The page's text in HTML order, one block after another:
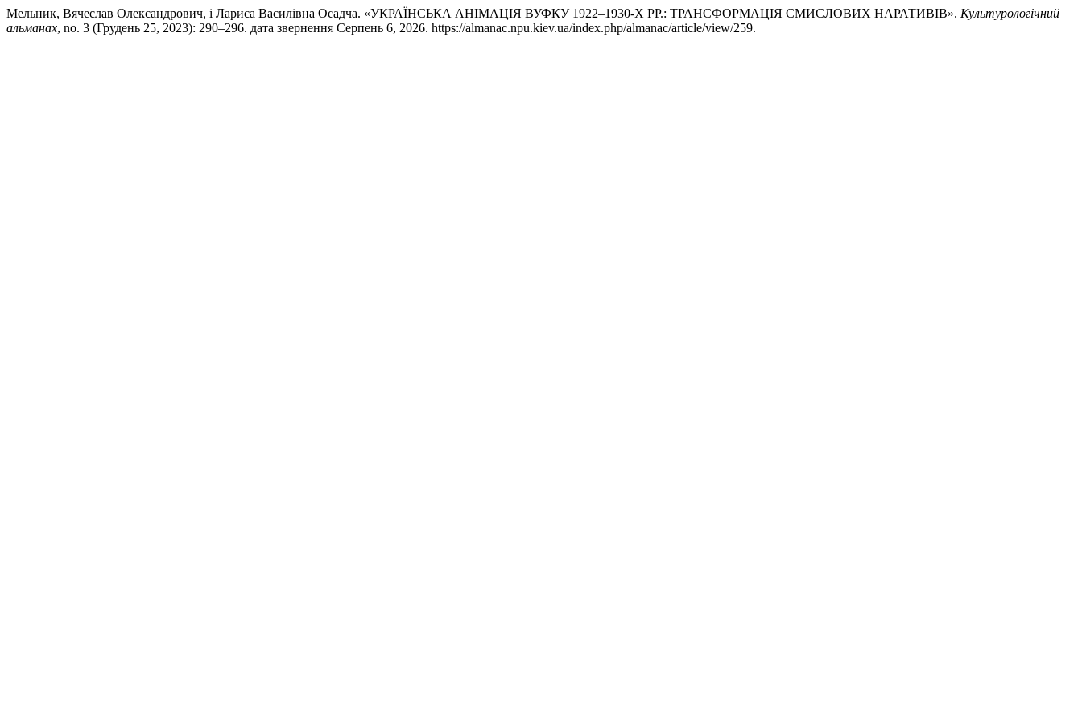
Мельник, Вячеслав Олександрович, і Лариса Василівна Осадча. «УКРАЇНСЬКА АНІМАЦІЯ ВУФКУ 1922–1930-Х РР.: ТРАНСФОРМАЦІЯ СМИСЛОВИХ НАРАТИВІВ». Культурологічний
альманах, no. 3 (Грудень 25, 2023): 290–296. дата звернення Серпень 6, 2026. https://almanac.npu.kiev.ua/index.php/almanac/article/view/259.